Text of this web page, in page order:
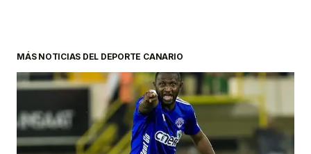
MÁS NOTICIAS DEL DEPORTE CANARIO